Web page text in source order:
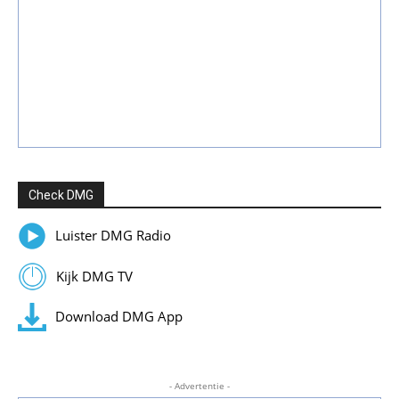
Check DMG
Luister DMG Radio
Kijk DMG TV
Download DMG App
- Advertentie -